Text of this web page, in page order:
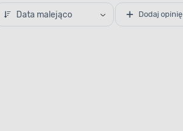
Data malejąco Dodaj opinię